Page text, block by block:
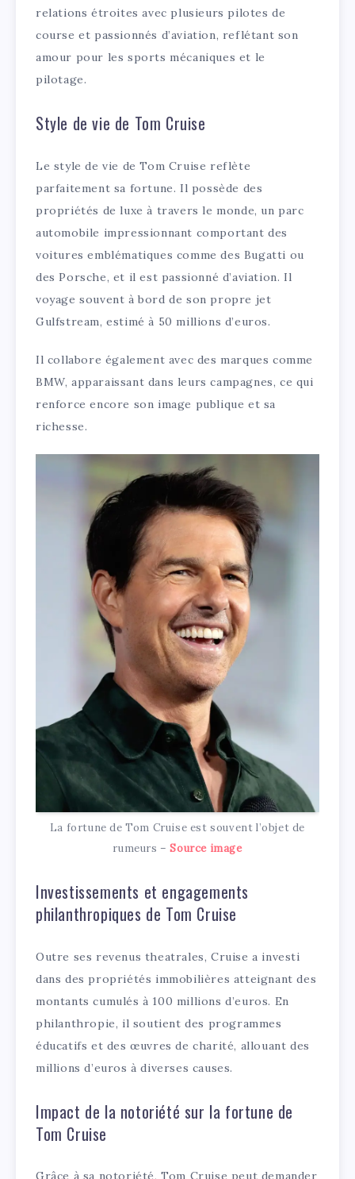
relations étroites avec plusieurs pilotes de
course et passionnés d’aviation, reflétant son
amour pour les sports mécaniques et le
pilotage.
Style de vie de Tom Cruise
Le style de vie de Tom Cruise reflète
parfaitement sa fortune. Il possède des
propriétés de luxe à travers le monde, un parc
automobile impressionnant comportant des
voitures emblématiques comme des Bugatti ou
des Porsche, et il est passionné d’aviation. Il
voyage souvent à bord de son propre jet
Gulfstream, estimé à 50 millions d’euros.
Il collabore également avec des marques comme
BMW, apparaissant dans leurs campagnes, ce qui
renforce encore son image publique et sa
richesse.
La fortune de Tom Cruise est souvent l’objet de
rumeurs –Source image
Investissements et engagements
philanthropiques de Tom Cruise
Outre ses revenus theatrales, Cruise a investi
dans des propriétés immobilières atteignant des
montants cumulés à 100 millions d’euros. En
philanthropie, il soutient des programmes
éducatifs et des œuvres de charité, allouant des
millions d’euros à diverses causes.
Impact de la notoriété sur la fortune de
Tom Cruise
Grâce à sa notoriété, Tom Cruise peut demander